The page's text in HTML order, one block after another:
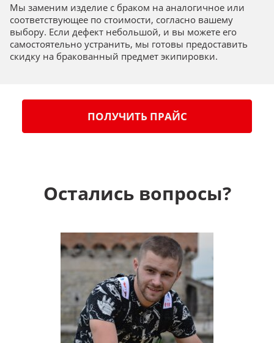
Мы заменим изделие с браком на аналогичное или
соответствующее по стоимости, согласно вашему
выбору. Если дефект небольшой, и вы можете его
самостоятельно устранить, мы готовы предоставить
скидку на бракованный предмет экипировки.
ПОЛУЧИТЬ ПРАЙС
Остались вопросы?